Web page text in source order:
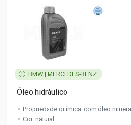
BMW | MERCEDES-BENZ
Óleo hidráulico
Propriedade química: com óleo mineral
Cor: natural